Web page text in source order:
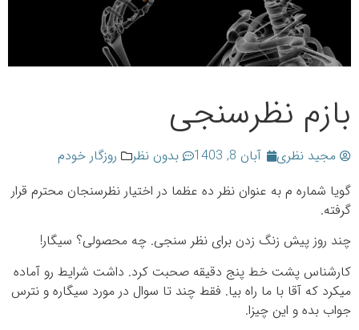
بازم نظرسنجی
مجید نظری آبان 8, 1403 بدون نظر
روزگار خودم
گویا شماره م به عنوان نظر ده عظما در اختیار نظرسنجان محترم قرار
گرفته.
چند روز پیش زنگ زدن برای نظر سنجی. چه محصولی؟ سیگار!
کارشناس پشت خط پنج دقیقه صحبت کرد. داشت شرایط رو آماده
میکرد که آقا با ما راه بیا. فقط چند تا سوال در مورد سیگاره و نترس
جواب بده و این چیزا.